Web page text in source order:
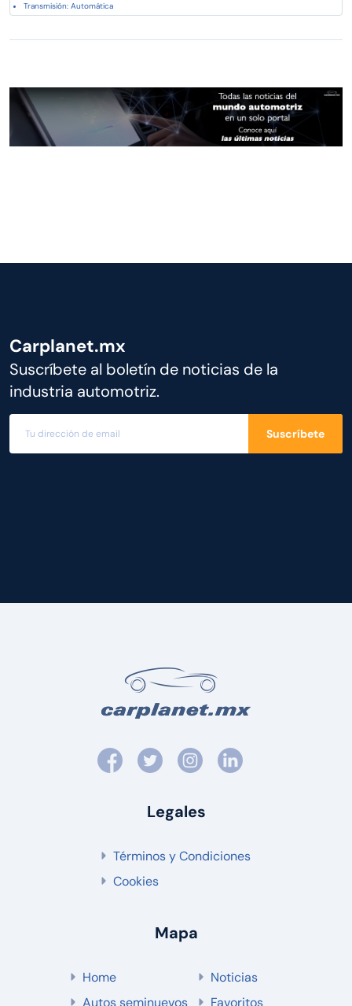
Transmisión: Automática
Carplanet.mx
Suscríbete al boletín de noticias de la
industria automotriz.
Suscríbete
Legales
Términos y Condiciones
Cookies
Mapa
Home
Autos seminuevos
Noticias
Favoritos